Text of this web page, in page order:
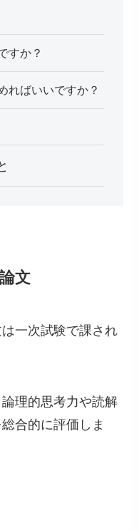
すか？
ればいいですか？
文
一次試験で課され
理的思考力や読解
合的に評価しま